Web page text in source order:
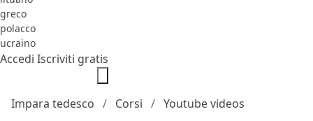
greco
polacco
ucraino
Accedi Iscriviti gratis
Impara tedesco Corsi Youtube videos